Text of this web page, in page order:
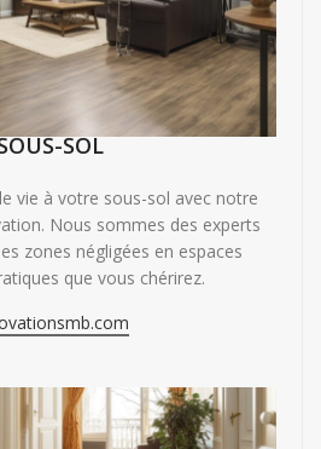
SOL
vie à votre sous-sol avec notre
Nous sommes des experts
zones négligées en espaces
que vous chérirez.